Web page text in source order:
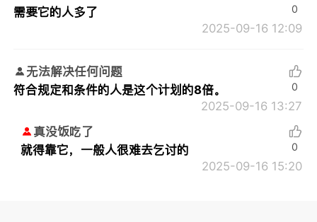
需要它的人多了
2025-09-16 12:09
0
无法解决任何问题
符合规定和条件的人是这个计划的8倍。
2025-09-16 13:27
0
真没饭吃了
就得靠它，一般人很难去乞讨的
2025-09-16 15:20
0